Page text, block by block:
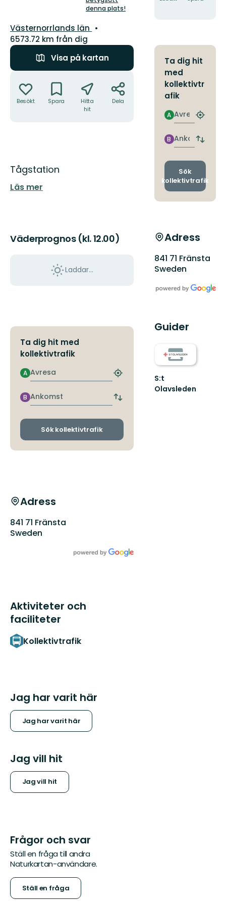
stjärnor
denna plats!
Län:
Västernorrlands län
6573.72 km från dig
Visa på kartan
Besökt Spara
Hitta
hit
Dela
Beskrivning
Tågstation
Läs mer
Väderprognos (kl. 12.00)
Laddar...
Ta dig hit med
kollektivtrafik
Avresa
A
Hitta
hållplats
Ankomst
B
Byt
och
Sök kollektivtrafik
Adress
841 71 Fränsta
Sweden
Aktiviteter och
faciliteter
Kollektivtrafik
Jag har varit här
Jag har varit här
Jag vill hit
Jag vill hit
Frågor och svar
Ställ en fråga till andra
Naturkartan-användare.
Ställ en fråga
Ta dig hit
med
kollektivtr
afik
Avresa
A
Hitta
Ankomst
B
Byt
och
Sök
kollektivtrafik
Adress
841 71 Fränsta
Sweden
Guider
S:t
Olavsleden